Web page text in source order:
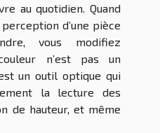
au quotidien. Quand
d’une pièce
vous modifiez
n’est pas un
un outil optique qui
la lecture des
de hauteur, et même